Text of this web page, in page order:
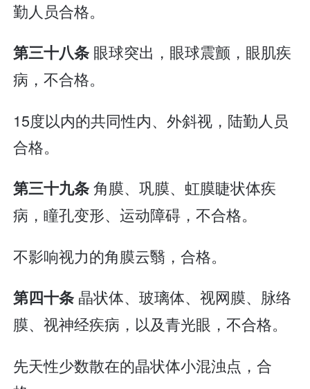
勤人员合格。
第三十八条 眼球突出，眼球震颤，眼肌疾
病，不合格。
15度以内的共同性内、外斜视，陆勤人员
合格。
第三十九条角膜、巩膜、虹膜睫状体疾
病，瞳孔变形、运动障碍，不合格。
不影响视力的角膜云翳，合格。
第四十条 晶状体、玻璃体、视网膜、脉络
膜、视神经疾病，以及青光眼，不合格。
先天性少数散在的晶状体小混浊点，合